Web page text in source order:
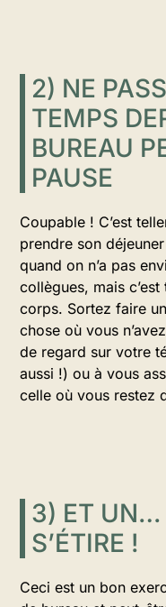
2) NE
TEMPS
BUREAU
PAUSE
Coupable ! C’est
prendre son
quand on n’a pas
collègues, mais
corps. Sortez faire
chose où vous
de regard sur votre
aussi !) ou à vous
celle où vous restez
3) ET UN…
S’ÉTIRE !
Ceci est un bon